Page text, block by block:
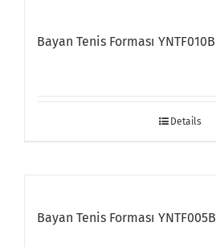
Bayan Tenis Forması YNTF010B
Details
Bayan Tenis Forması YNTF005B